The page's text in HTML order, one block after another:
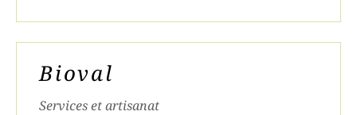
Bioval
Services et artisanat